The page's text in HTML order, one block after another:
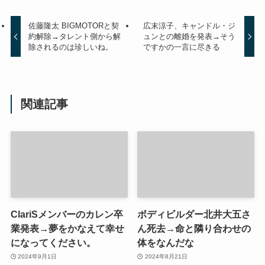
佐藤隆太 BIGMOTORと契
約解除→タレント側から解
除されるのは珍しいね。
広末涼子、キャンドル・ジ
ュンとの離婚を発表→そう
ですかの一言に尽きる
関連記事
ClariSメンバーのカレン卒
業発表→夢をかなえて幸せ
になってください。
2024年9月1日
ボディビルダー北井大五さ
ん死去→命と隣り合わせの
体をなんだな
2024年8月21日